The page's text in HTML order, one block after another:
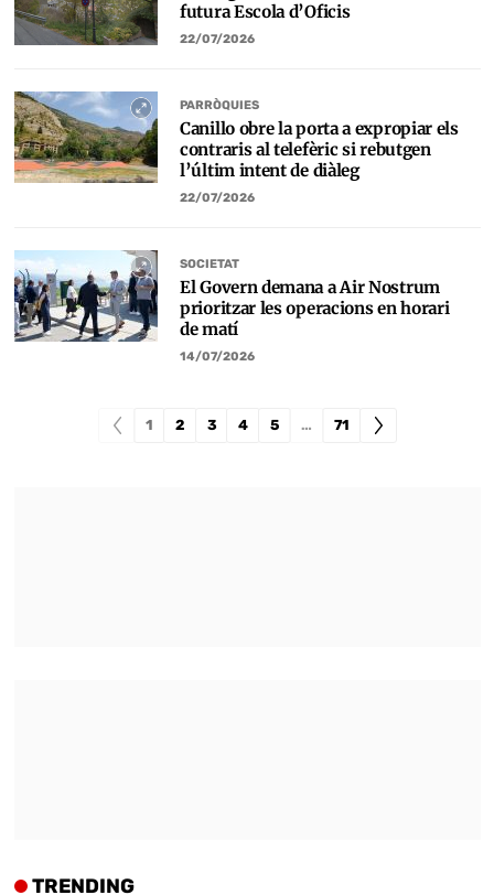
futura Escola d’Oficis
22/07/2026
PARRÒQUIES
Canillo obre la porta a expropiar els
contraris al telefèric si rebutgen
l’últim intent de diàleg
22/07/2026
SOCIETAT
El Govern demana a Air Nostrum
prioritzar les operacions en horari
de matí
14/07/2026
1 2 3 4 5 … 71
TRENDING